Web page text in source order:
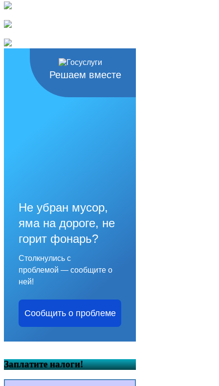
Решаем вместе
Не убран мусор,
яма на дороге, не
горит фонарь?
Столкнулись с
проблемой — сообщите о
ней!
Сообщить о проблеме
Заплатите налоги!